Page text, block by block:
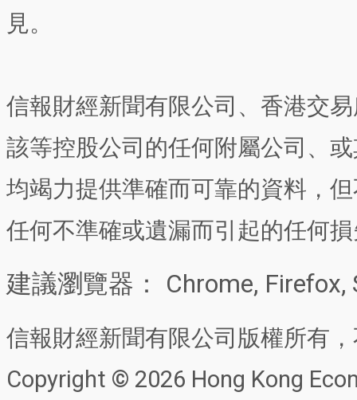
見。
信報財經新聞有限公司、香港交
該等控股公司的任何附屬公司、
均竭力提供準確而可靠的資料，
任何不準確或遺漏而引起的任何
建議瀏覽器： Chrome, Firefox,
信報財經新聞有限公司版權所有
Copyright © 2026 Hong Kong